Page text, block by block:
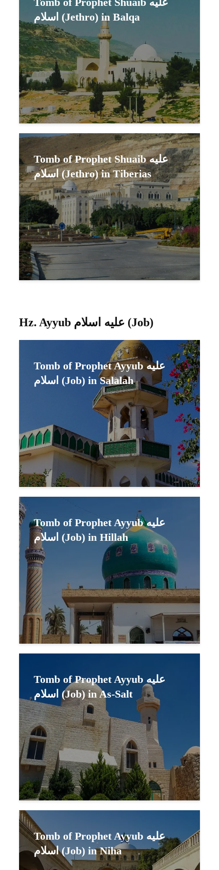
اسلام (Jethro) in Balqa
Tomb of Prophet Shuaib عليه
اسلام (Jethro) in Tiberias
Hz. Ayyub عليه اسلام (Job)
Tomb of Prophet Ayyub عليه
اسلام (Job) in Salalah
Tomb of Prophet Ayyub عليه
اسلام (Job) in Hillah
Tomb of Prophet Ayyub عليه
اسلام (Job) in As-Salt
Tomb of Prophet Ayyub عليه
اسلام (Job) in Niha